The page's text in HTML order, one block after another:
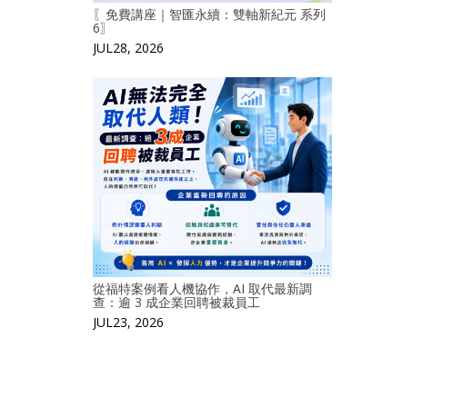
〖免費講座｜智匯永續：雙軸新紀元 系列
6〗
JUL28, 2026
從福特案例看人機協作，AI 取代最新調
查：逾 3 成企業回聘被裁員工
JUL23, 2026